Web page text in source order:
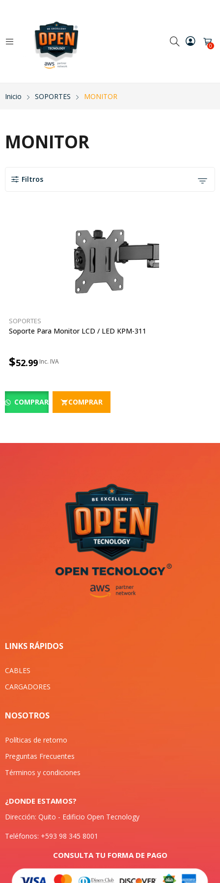
0
Inicio SOPORTES MONITOR
MONITOR
Filtros
SOPORTES
Soporte Para Monitor LCD / LED KPM-311
$52.99
COMPRAR COMPRAR
LINKS RÁPIDOS
CABLES
CARGADORES
NOSOTROS
Políticas de retorno
Preguntas Frecuentes
Términos y condiciones
¿DONDE ESTAMOS?
Dirección: Quito - Edificio Open Tecnology
Teléfonos: +593 98 345 8001
CONSULTA TU FORMA DE PAGO